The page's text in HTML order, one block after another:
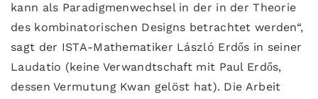
kann als Paradigmenwechsel in der in der Theorie
des kombinatorischen Designs betrachtet werden“,
sagt der ISTA-Mathematiker László Erdős in seiner
Laudatio (keine Verwandtschaft mit Paul Erdős,
dessen Vermutung Kwan gelöst hat). Die Arbeit